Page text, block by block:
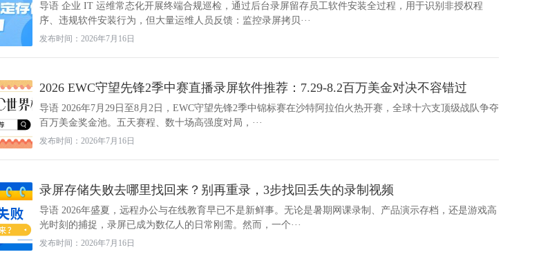
导语 企业 IT 运维常态化开展终端合规巡检，通过后台录屏留存员工软件安装全过程，用于识别非授权程
序、违规软件安装行为，但大量运维人员反馈：监控录屏拷贝···
发布时间：2026年7月16日
2026 EWC守望先锋2季中赛直播录屏软件推荐：7.29-8.2百万美金对决不容错过
导语 2026年7月29日至8月2日，EWC守望先锋2季中锦标赛在沙特阿拉伯火热开赛，全球十六支顶级战队争夺
百万美金奖金池。五天赛程、数十场高强度对局，···
发布时间：2026年7月16日
录屏存储失败去哪里找回来？别再重录，3步找回丢失的录制视频
导语 2026年盛夏，远程办公与在线教育早已不是新鲜事。无论是暑期网课录制、产品演示存档，还是游戏高
光时刻的捕捉，录屏已成为数亿人的日常刚需。然而，一个···
发布时间：2026年7月16日